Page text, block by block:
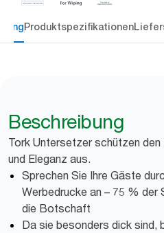
Produktspezifikationen
Beschreibung
Tork Untersetzer schützen
und Eleganz aus.
Sprechen Sie Ihre Gäste
Werbedrucke an – 75 % der
die Botschaft
Da sie besonders dick sind,